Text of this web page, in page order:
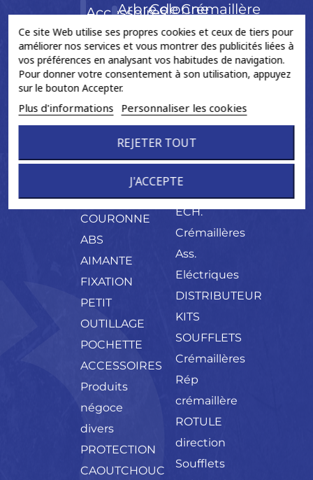
Ce site Web utilise ses propres cookies et ceux de tiers pour
améliorer nos services et vous montrer des publicités liées à
vos préférences en analysant vos habitudes de navigation.
Pour donner votre consentement à son utilisation, appuyez
sur le bouton Accepter.
Plus d'informations Personnaliser les cookies
REJETER TOUT
J'ACCEPTE
Accessoires
BAGUE
BERLINGOT
DE
GRAISSE
MONTAGE
NEUF
COURONNE
ABS
AIMANTE
FIXATION
PETIT
OUTILLAGE
POCHETTE
ACCESSOIRES
Produits
négoce
divers
PROTECTION
CAOUTCHOUC
Arbre de
transmission
CROISILLON
FLECTOR
NEUF
ORIGINE
ARBRE
Colonne
de
direction
DIRECTION
ELECT.
Crémaillère
de
direction
CREMAILLERE
ASSISTEE
ECH.
ECH.
Crémaillères
Ass.
Eléctriques
DISTRIBUTEUR
KITS
SOUFFLETS
Crémaillères
Rép
crémaillère
ROTULE
direction
Soufflets